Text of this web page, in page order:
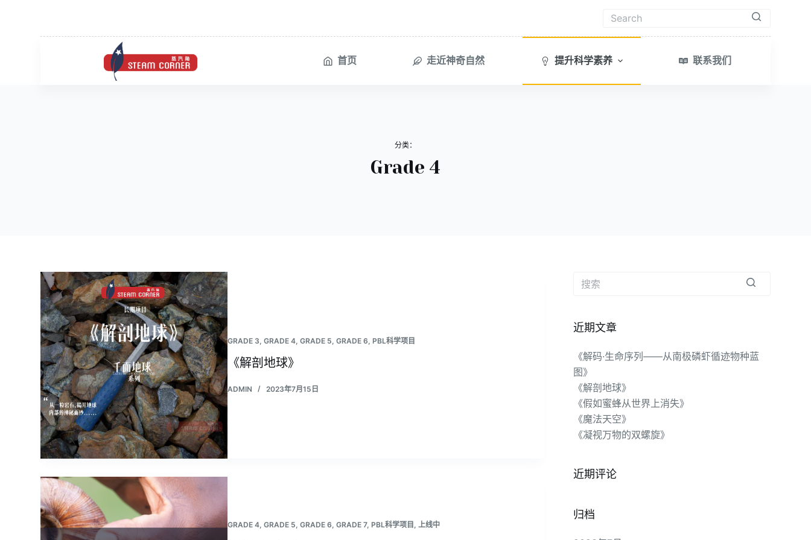
无
果
首页 走近神奇自然 提升科学素养 联系我们
分类：
Grade 4
GRADE 3,GRADE 4,GRADE 5,GRADE 6, PBL科学项目
《解剖地球》
ADMIN 2023年7月15日
GRADE 4,GRADE 5,GRADE 6,GRADE 7, PBL科学项目 ,上线中
结
果
近期文章
《解码·生命序列——从南极磷虾循迹物种蓝
图》
《解剖地球》
《假如蜜蜂从世界上消失》
《魔法天空》
《凝视万物的双螺旋》
近期评论
归档